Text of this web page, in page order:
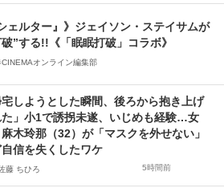
ェルター』》ジェイソン・ステイサムが
”する!!《「眠眠打破」コラボ》
オンライン編集部
宅しようとした瞬間、後ろから抱き上げ
た」小1で誘拐未遂、いじめも経験…女
木玲那（32）が「マスクを外せない」
信を失くしたワケ
藤 ちひろ 5時間前